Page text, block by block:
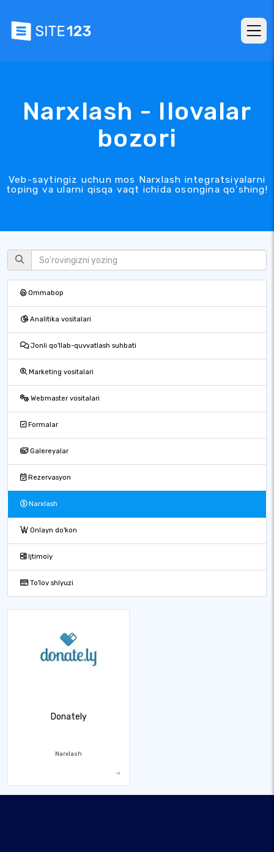
Narxlash - Ilovalar
bozori
Veb-saytingiz uchun mos Narxlash integratsiyalarni
toping va ularni qisqa vaqt ichida osongina qo'shing!
Ommabop
Analitika vositalari
Jonli qo'llab-quvvatlash suhbati
Marketing vositalari
Webmaster vositalari
Formalar
Galereyalar
Rezervasyon
Narxlash
Onlayn do'kon
Ijtimoiy
To'lov shlyuzi
Donately
Narxlash